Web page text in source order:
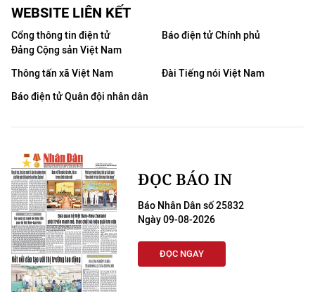
WEBSITE LIÊN KẾT
Cổng thông tin điện tử
Đảng Cộng sản Việt Nam
Báo điện tử Chính phủ
Thông tấn xã Việt Nam
Đài Tiếng nói Việt Nam
Báo điện tử Quân đội nhân dân
ĐỌC BÁO IN
Báo Nhân Dân số 25832
Ngày 09-08-2026
ĐỌC NGAY